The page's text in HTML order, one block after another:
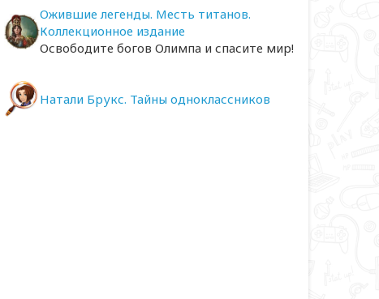
Ожившие легенды. Месть титанов.
Коллекционное издание
Освободите богов Олимпа и спасите мир!
Натали Брукс. Тайны одноклассников